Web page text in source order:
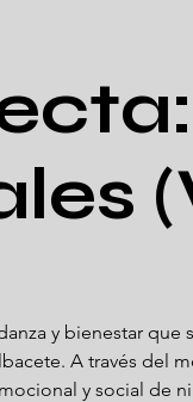
y bienestar que
A través del
y social de